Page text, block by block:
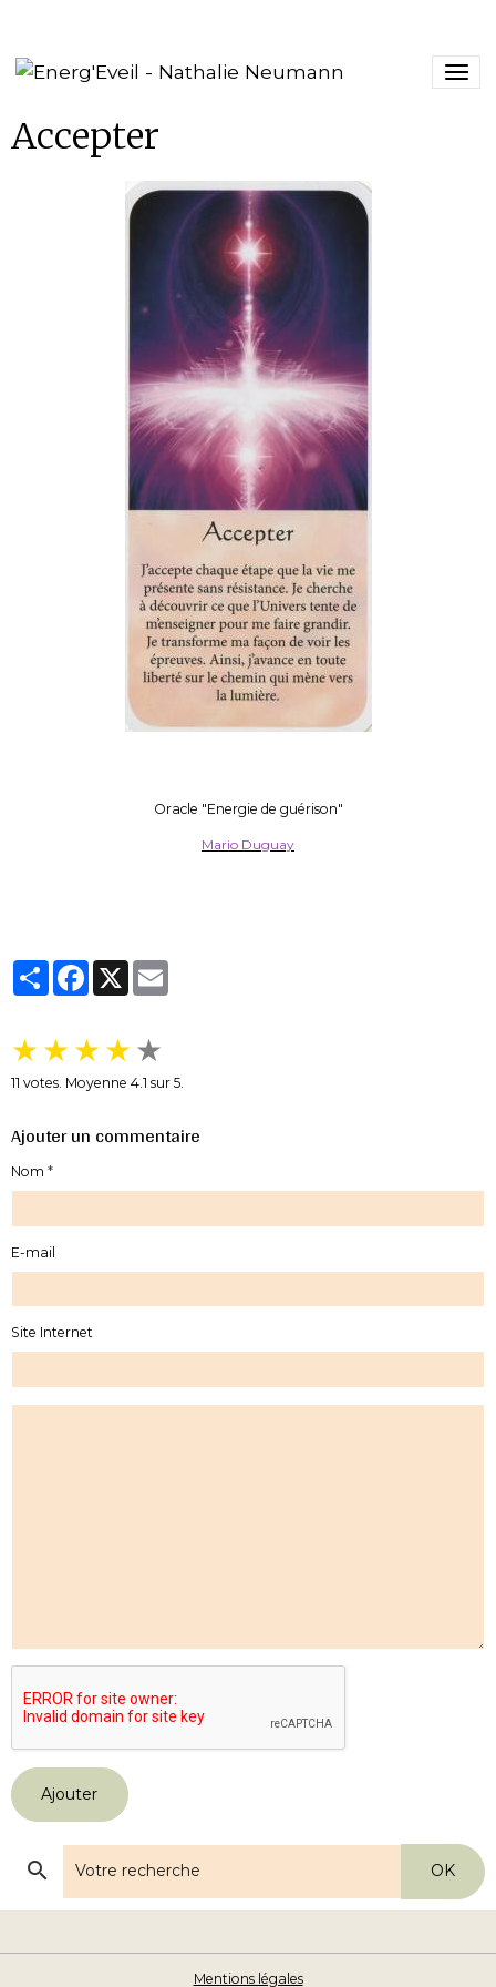
Accepter
Oracle "Energie de guérison"
Mario Duguay
PartagerFacebook
X
★ ★ ★ ★ ★
11 votes. Moyenne 4.1 sur 5.
Ajouter un commentaire
Nom
E-mail
Site Internet
Ajouter
OK
Mentions légales